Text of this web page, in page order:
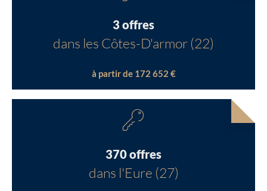
3 offres
dans les Côtes-D'armor (22)
à partir de 172 652 €
370 offres
dans l'Eure (27)